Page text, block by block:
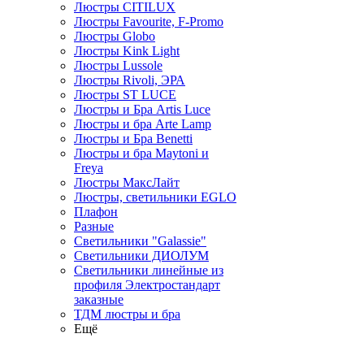
Люстры CITILUX
Люстры Favourite, F-Promo
Люстры Globo
Люстры Kink Light
Люстры Lussole
Люстры Rivoli, ЭРА
Люстры ST LUCE
Люстры и Бра Artis Luce
Люстры и бра Arte Lamp
Люстры и Бра Benetti
Люстры и бра Maytoni и
Freya
Люстры МаксЛайт
Люстры, светильники EGLO
Плафон
Разные
Светильники "Galassie"
Светильники ДИОЛУМ
Светильники линейные из
профиля Электростандарт
заказные
ТДМ люстры и бра
Ещё